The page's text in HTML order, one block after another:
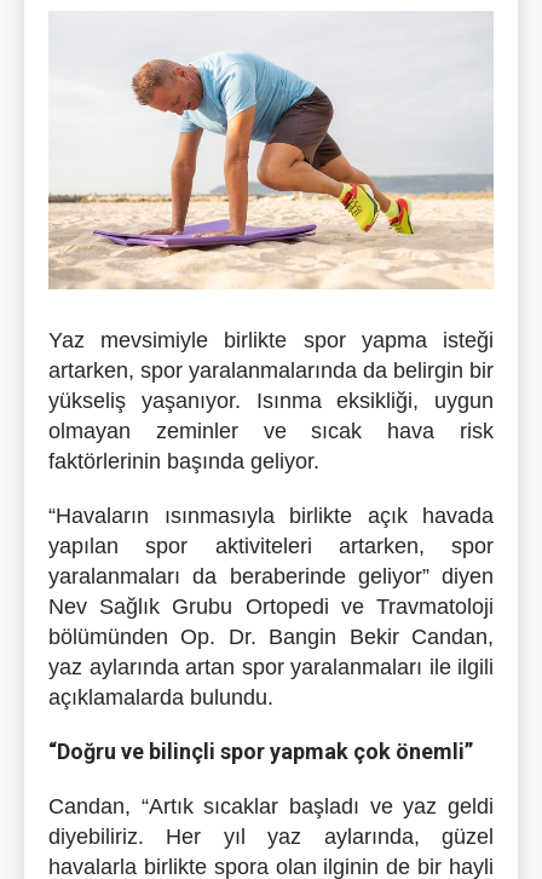
Yaz mevsimiyle birlikte spor yapma isteği
artarken, spor yaralanmalarında da belirgin bir
yükseliş yaşanıyor. Isınma eksikliği, uygun
olmayan zeminler ve sıcak hava risk
faktörlerinin başında geliyor.
“Havaların ısınmasıyla birlikte açık havada
yapılan spor aktiviteleri artarken, spor
yaralanmaları da beraberinde geliyor” diyen
Nev Sağlık Grubu Ortopedi ve Travmatoloji
bölümünden Op. Dr. Bangin Bekir Candan,
yaz aylarında artan spor yaralanmaları ile ilgili
açıklamalarda bulundu.
“Doğru ve bilinçli spor yapmak çok önemli”
Candan, “Artık sıcaklar başladı ve yaz geldi
diyebiliriz. Her yıl yaz aylarında, güzel
havalarla birlikte spora olan ilginin de bir hayli